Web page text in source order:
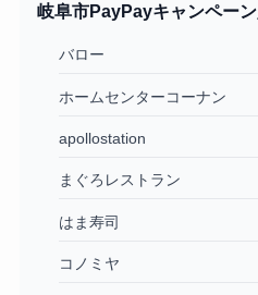
岐阜市PayPayキャンペー
バロー
ホームセンターコーナン
apollostation
まぐろレストラン
はま寿司
コノミヤ